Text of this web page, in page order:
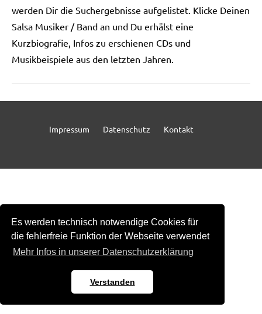
Es werden technisch notwendige Cookies für
die fehlerfreie Funktion der Webseite verwendet
Mehr Infos in unserer Datenschutzerklärung
Verstanden
werden Dir die Suchergebnisse aufgelistet. Klicke Deinen
Salsa Musiker / Band an und Du erhälst eine
Kurzbiografie, Infos zu erschienen CDs und
Musikbeispiele aus den letzten Jahren.
Impressum Datenschutz Kontakt